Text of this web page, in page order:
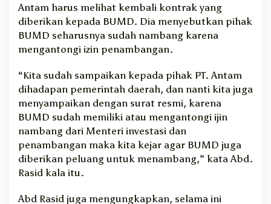
Antam harus melihat kembali kontrak yang
diberikan kepada BUMD. Dia menyebutkan pihak
BUMD seharusnya sudah nambang karena
mengantongi izin penambangan.
“Kita sudah sampaikan kepada pihak PT. Antam
dihadapan pemerintah daerah, dan nanti kita juga
menyampaikan dengan surat resmi, karena
BUMD sudah memiliki atau mengantongi ijin
nambang dari Menteri investasi dan
penambangan maka kita kejar agar BUMD juga
diberikan peluang untuk menambang,” kata Abd.
Rasid kala itu.
Abd Rasid juga mengungkapkan, selama ini